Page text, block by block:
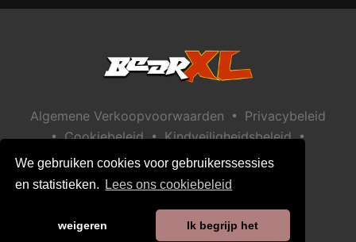
We gebruiken cookies voor gebruikerssessies
en statistieken.
Lees ons cookiebeleid
weigeren Ik begrijp het
Algemene Verkoopvoorwaarden • Privacybeleid
• Cookiebeleid • Kindveiligheidsbeleid •
Help / Contact